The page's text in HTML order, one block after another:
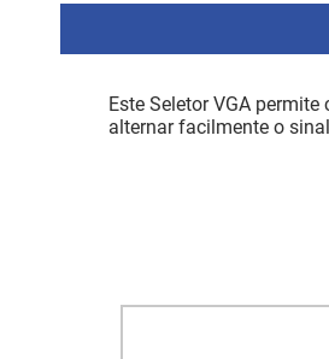
Este Seletor VGA
alternar facilmente o